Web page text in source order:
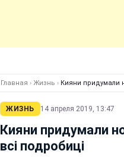
Главная › Жизнь › Кияни придумали
ЖИЗНЬ 14 апреля 2019, 13:47
Кияни придумали
всі подробиці